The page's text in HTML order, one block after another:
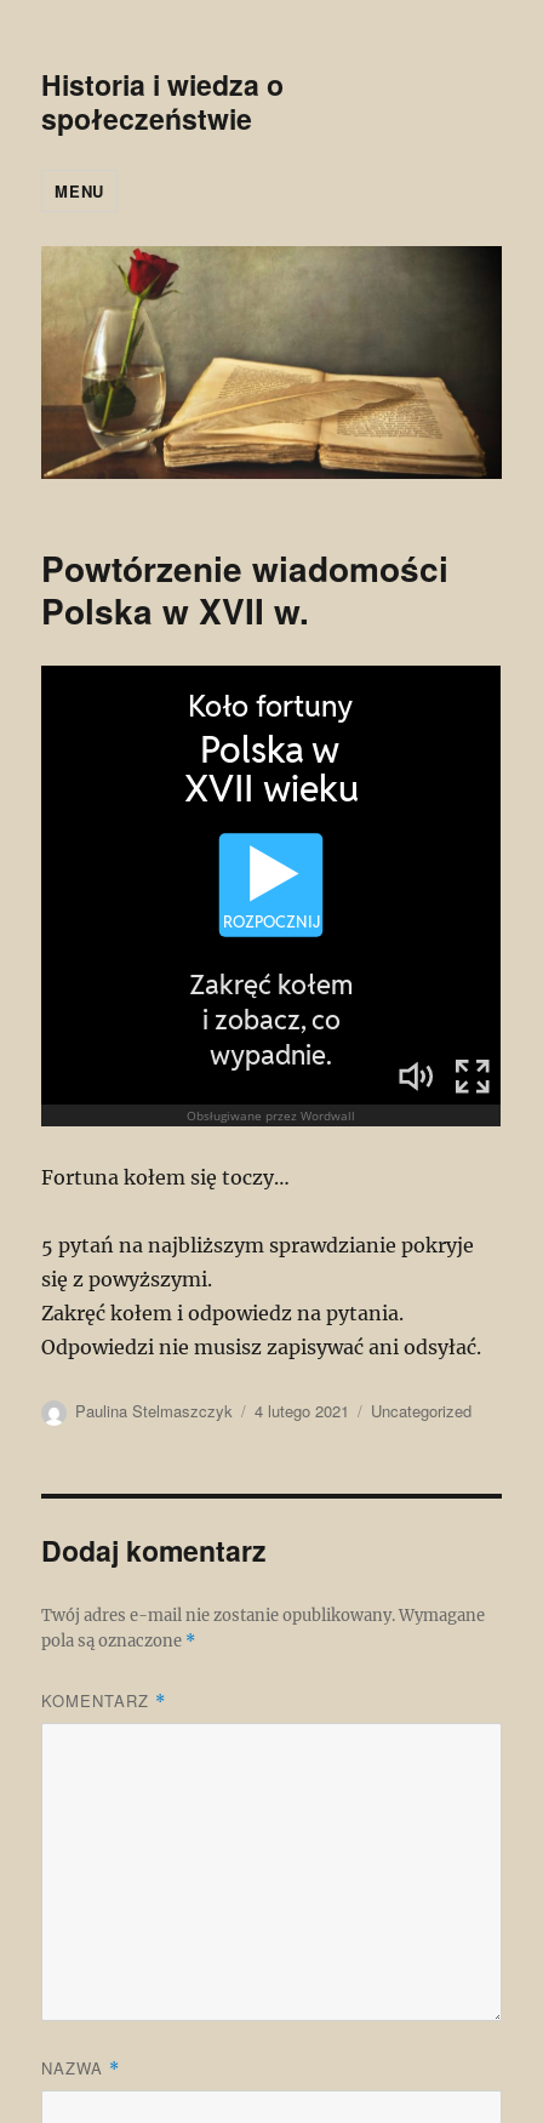
Historia i wiedza o
społeczeństwie
MENU
Powtórzenie wiadomości
Polska w XVII w.
Fortuna kołem się toczy…
5 pytań na najbliższym sprawdzianie pokryje
się z powyższymi.
Zakręć kołem i odpowiedz na pytania.
Odpowiedzi nie musisz zapisywać ani odsyłać.
Autor
Paulina Stelmaszczyk
Data
4 lutego 2021 Kategorie
Uncategorized
Dodaj komentarz
Twój adres e-mail nie zostanie opublikowany. Wymagane
pola są oznaczone *
KOMENTARZ *
NAZWA *